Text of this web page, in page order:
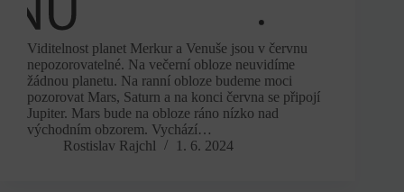
Viditelnost planet Merkur a Venuše jsou v červnu
nepozorovatelné. Na večerní obloze neuvidíme
žádnou planetu. Na ranní obloze budeme moci
pozorovat Mars, Saturn a na konci června se připojí
Jupiter. Mars bude na obloze ráno nízko nad
východním obzorem. Vychází…
Rostislav Rajchl
1. 6. 2024